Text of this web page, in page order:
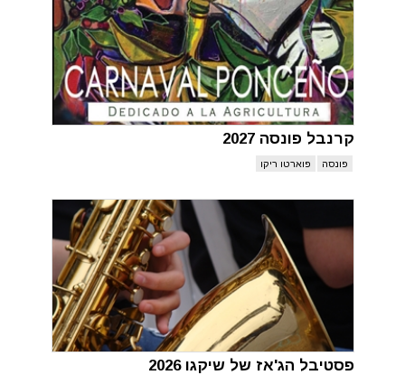
קרנבל פונסה 2027
פונסה פוארטו ריקו
פסטיבל הג'אז של שיקגו 2026